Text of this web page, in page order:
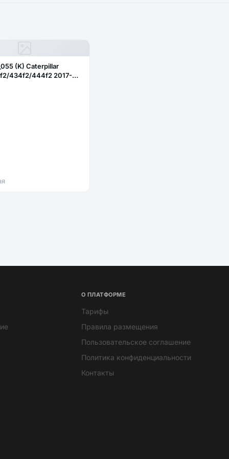
(K) Caterpillar
434f2/444f2 2017-
О ПЛАТФОРМЕ
Тарифы
Правила размещения
Пользовательское соглашение
Политика конфиденциальности
Контакты